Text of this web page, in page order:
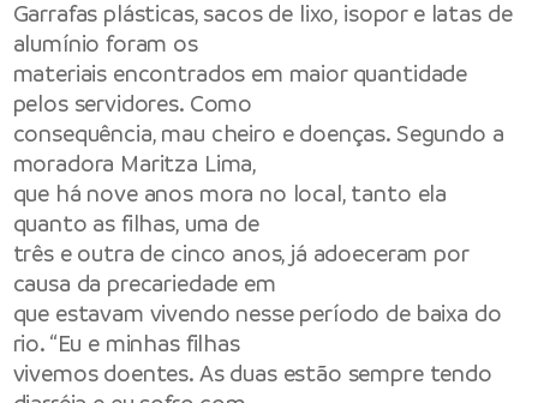
Garrafas plásticas, sacos de lixo, isopor e latas de
alumínio foram os
materiais encontrados em maior quantidade
pelos servidores. Como
consequência, mau cheiro e doenças. Segundo a
moradora Maritza Lima,
que há nove anos mora no local, tanto ela
quanto as filhas, uma de
três e outra de cinco anos, já adoeceram por
causa da precariedade em
que estavam vivendo nesse período de baixa do
rio. “Eu e minhas filhas
vivemos doentes. As duas estão sempre tendo